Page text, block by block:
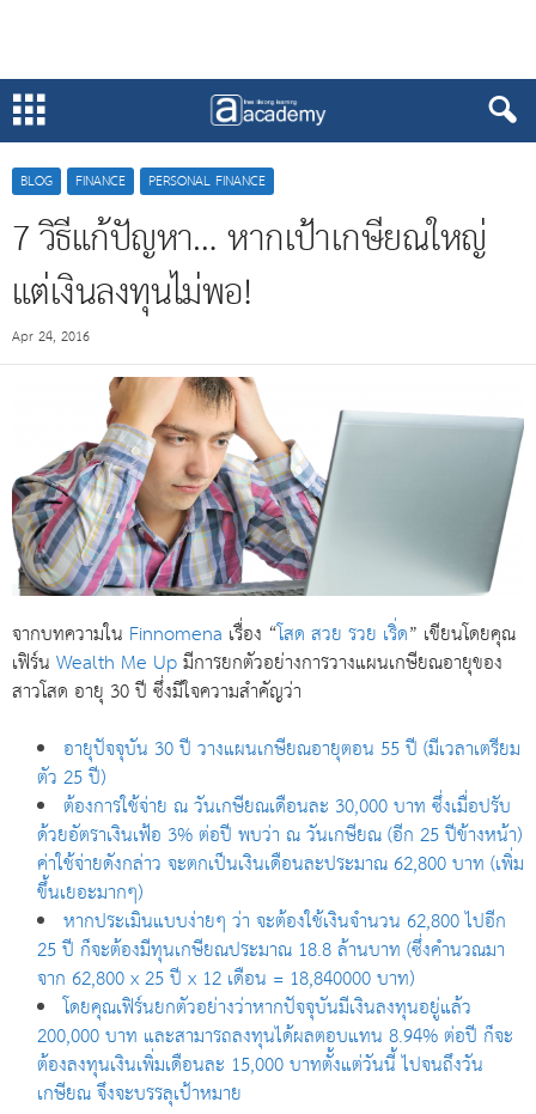
BLOG FINANCE PERSONAL FINANCE
7 วิธีแก้ปัญหา… หากเป้าเกษียณใหญ่
แต่เงินลงทุนไม่พอ!
Apr 24, 2016
จากบทความใน Finnomena เรื่อง “โสด สวย รวย เริ่ด” เขียนโดยคุณ
เฟิร์น Wealth Me Upมีการยกตัวอย่างการวางแผนเกษียณอายุของ
สาวโสด อายุ 30 ปี ซึ่งมีใจความสำคัญว่า
อายุปัจจุบัน 30 ปี วางแผนเกษียณอายุตอน 55 ปี (มีเวลาเตรียม
ตัว 25 ปี)
ต้องการใช้จ่าย ณ วันเกษียณเดือนละ 30,000 บาท ซึ่งเมื่อปรับ
ด้วยอัตราเงินเฟ้อ 3% ต่อปี พบว่า ณ วันเกษียณ (อีก 25 ปีข้างหน้า)
ค่าใช้จ่ายดังกล่าว จะตกเป็นเงินเดือนละประมาณ 62,800 บาท (เพิ่ม
ขึ้นเยอะมากๆ)
หากประเมินแบบง่ายๆ ว่า จะต้องใช้เงินจำนวน 62,800 ไปอีก
25 ปี ก็จะต้องมีทุนเกษียณประมาณ 18.8 ล้านบาท (ซึ่งคำนวณมา
จาก 62,800 x 25 ปี x 12 เดือน = 18,840000 บาท)
โดยคุณเฟิร์นยกตัวอย่างว่าหากปัจจุบันมีเงินลงทุนอยู่แล้ว
200,000 บาท และสามารถลงทุนได้ผลตอบแทน 8.94% ต่อปี ก็จะ
ต้องลงทุนเงินเพิ่มเดือนละ 15,000 บาทตั้งแต่วันนี้ ไปจนถึงวัน
เกษียณ จึงจะบรรลุเป้าหมาย